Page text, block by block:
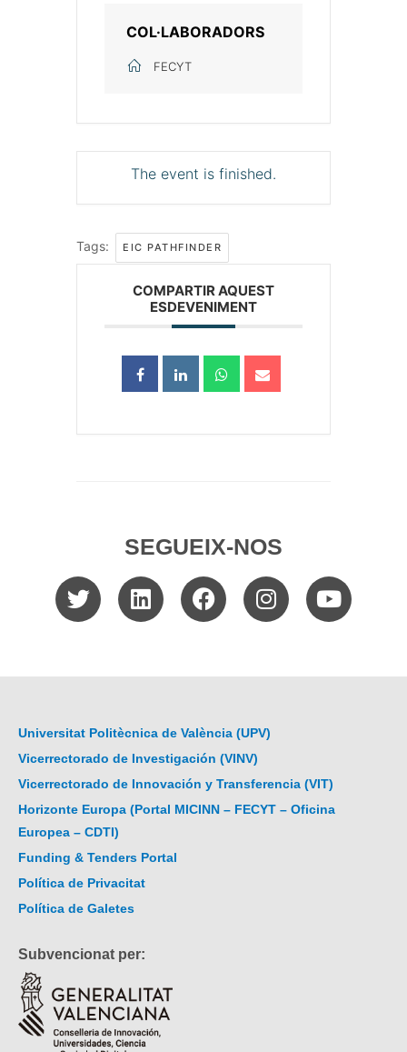
COL·LABORADORS
FECYT
The event is finished.
Tags: EIC PATHFINDER
COMPARTIR AQUEST
ESDEVENIMENT
SEGUEIX-NOS
Universitat Politècnica de València (UPV)
Vicerrectorado de Investigación (VINV)
Vicerrectorado de Innovación y Transferencia (VIT)
Horizonte Europa (Portal MICINN – FECYT – Oficina
Europea – CDTI)
Funding & Tenders Portal
Política de Privacitat
Política de Galetes
Subvencionat per: